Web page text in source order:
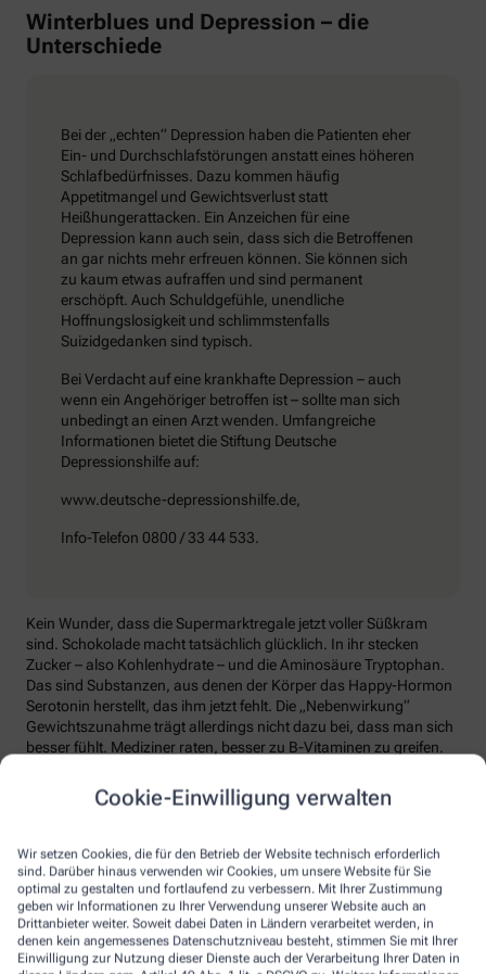
Cookie-Einwilligung verwalten
Wir setzen Cookies, die für den Betrieb der Website technisch erforderlich
sind. Darüber hinaus verwenden wir Cookies, um unsere Website für Sie
optimal zu gestalten und fortlaufend zu verbessern. Mit Ihrer Zustimmung
geben wir Informationen zu Ihrer Verwendung unserer Website auch an
Drittanbieter weiter. Soweit dabei Daten in Ländern verarbeitet werden, in
denen kein angemessenes Datenschutzniveau besteht, stimmen Sie mit Ihrer
Einwilligung zur Nutzung dieser Dienste auch der Verarbeitung Ihrer Daten in
Winterblues und Depression – die
Unterschiede
Bei der „echten“ Depression haben die Patienten eher
Ein- und Durchschlafstörungen anstatt eines höheren
Schlafbedürfnisses. Dazu kommen häufig
Appetitmangel und Gewichtsverlust statt
Heißhungerattacken. Ein Anzeichen für eine
Depression kann auch sein, dass sich die Betroffenen
an gar nichts mehr erfreuen können. Sie können sich
zu kaum etwas aufraffen und sind permanent
erschöpft. Auch Schuldgefühle, unendliche
Hoffnungslosigkeit und schlimmstenfalls
Suizidgedanken sind typisch.
Bei Verdacht auf eine krankhafte Depression – auch
wenn ein Angehöriger betroffen ist – sollte man sich
unbedingt an einen Arzt wenden. Umfangreiche
Informationen bietet die Stiftung Deutsche
Depressionshilfe auf:
www.deutsche-depressionshilfe.de,
Info-Telefon 0800 / 33 44 533.
Kein Wunder, dass die Supermarktregale jetzt voller Süßkram
sind. Schokolade macht tatsächlich glücklich. In ihr stecken
Zucker – also Kohlenhydrate – und die Aminosäure Tryptophan.
Das sind Substanzen, aus denen der Körper das Happy-Hormon
Serotonin herstellt, das ihm jetzt fehlt. Die „Nebenwirkung“
Gewichtszunahme trägt allerdings nicht dazu bei, dass man sich
besser fühlt. Mediziner raten, besser zu B-Vitaminen zu greifen.
Energiestoffwechsel und unterstützen die Stressverarbeitung.
zurückzuziehen. Im Gegenteil: Aktiv zu bleiben, mit Familie und
Freunden etwas zu unternehmen, viel frische Luft zu tanken und
sich zum Beispiel mit seinem Hobby intensiv zu beschäftigen, hebt
die Laune. Dabei hilft, sich jeden Sonntag zu notieren, was man in
der kommenden Woche Schönes machen will.
Sommer-Feeling lässt sich auch zurückholen: mit anderen in